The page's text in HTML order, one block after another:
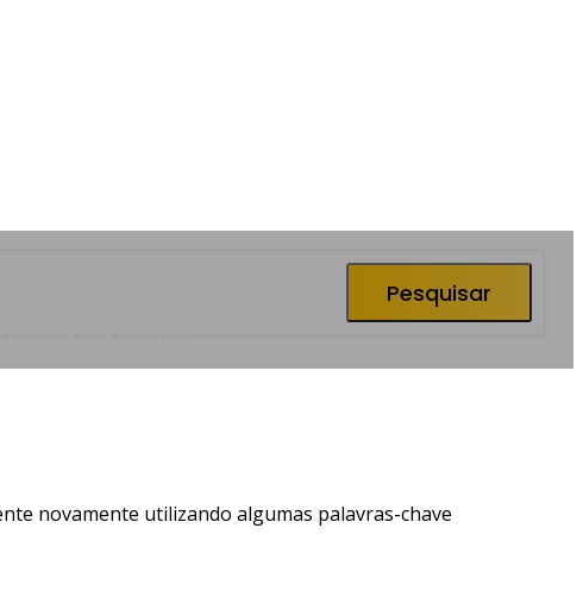
Pesquisar
novamente utilizando algumas palavras-chave